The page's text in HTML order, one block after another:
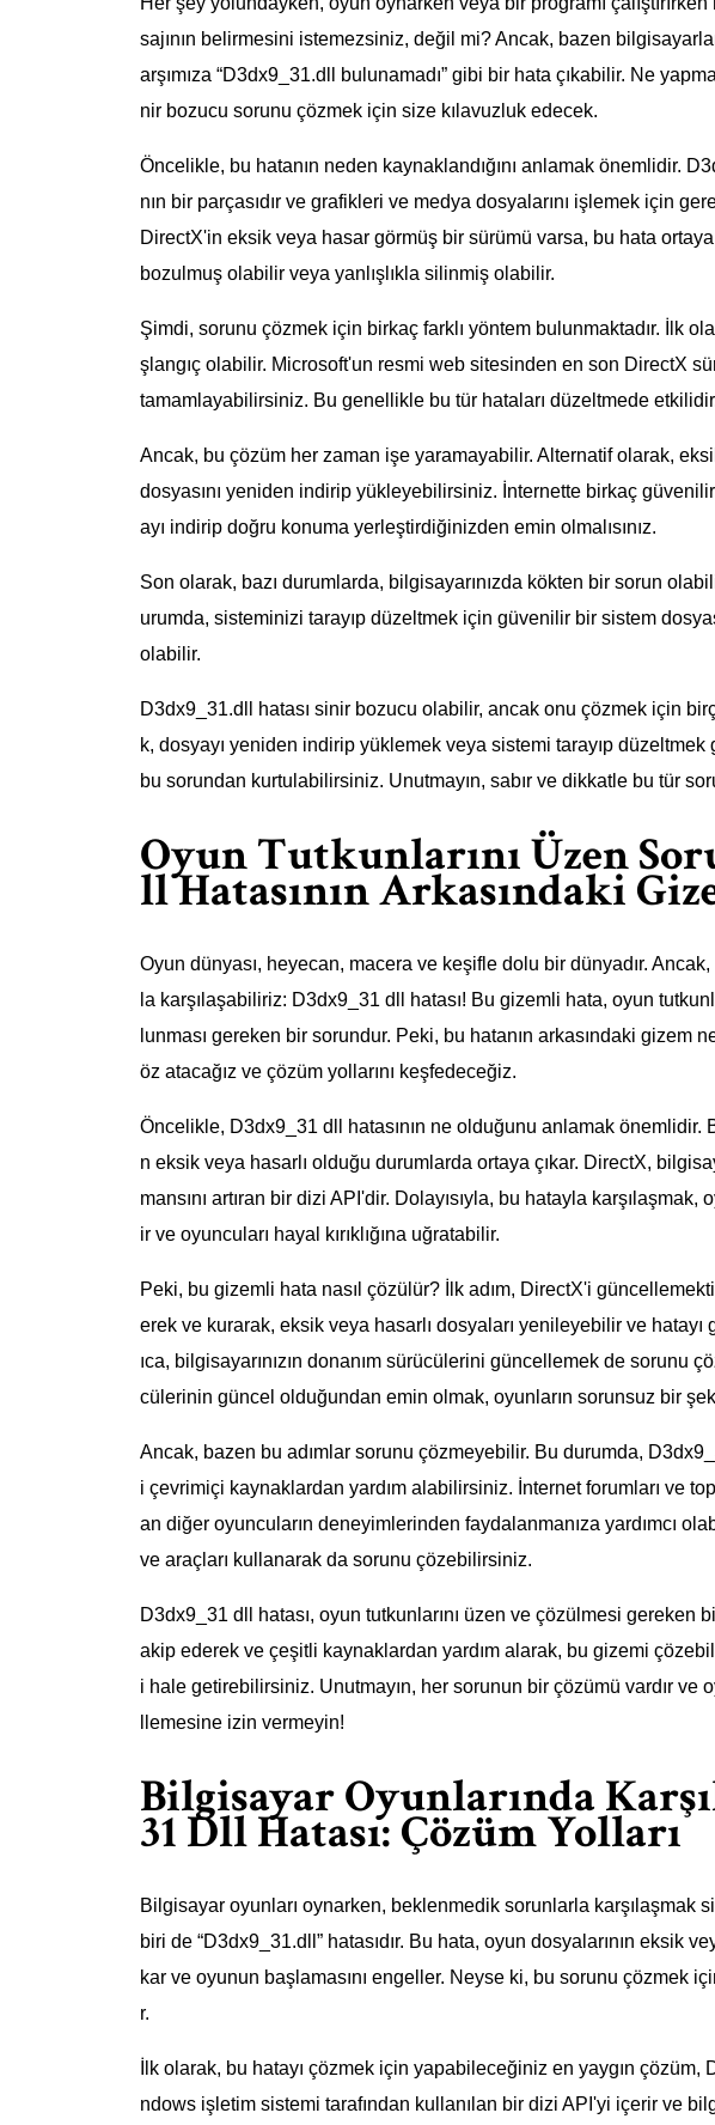
sajının belirmesini istemezsiniz, değil mi? Ancak, bazen
arşımıza “D3dx9_31.dll bulunamadı” gibi bir hata çıkabilir. Ne
nir bozucu sorunu çözmek için size kılavuzluk edecek.
Öncelikle, bu hatanın neden kaynaklandığını anlamak önemlidir.
nın bir parçasıdır ve grafikleri ve medya dosyalarını işlemek için
DirectX'in eksik veya hasar görmüş bir sürümü varsa, bu hata ortaya
bozulmuş olabilir veya yanlışlıkla silinmiş olabilir.
Şimdi, sorunu çözmek için birkaç farklı yöntem bulunmaktadır. İlk
şlangıç olabilir. Microsoft'un resmi web sitesinden en son DirectX
tamamlayabilirsiniz. Bu genellikle bu tür hataları düzeltmede
Ancak, bu çözüm her zaman işe yaramayabilir. Alternatif olarak,
dosyasını yeniden indirip yükleyebilirsiniz. İnternette birkaç
ayı indirip doğru konuma yerleştirdiğinizden emin olmalısınız.
Son olarak, bazı durumlarda, bilgisayarınızda kökten bir sorun
urumda, sisteminizi tarayıp düzeltmek için güvenilir bir sistem
olabilir.
D3dx9_31.dll hatası sinir bozucu olabilir, ancak onu çözmek için
k, dosyayı yeniden indirip yüklemek veya sistemi tarayıp
bu sorundan kurtulabilirsiniz. Unutmayın, sabır ve dikkatle bu tür
Oyun Tutkunlarını Üzen
ll Hatasının Arkasındaki
Oyun dünyası, heyecan, macera ve keşifle dolu bir dünyadır.
la karşılaşabiliriz: D3dx9_31 dll hatası! Bu gizemli hata, oyun
lunması gereken bir sorundur. Peki, bu hatanın arkasındaki gizem
öz atacağız ve çözüm yollarını keşfedeceğiz.
Öncelikle, D3dx9_31 dll hatasının ne olduğunu anlamak önemlidir.
n eksik veya hasarlı olduğu durumlarda ortaya çıkar. DirectX,
mansını artıran bir dizi API'dir. Dolayısıyla, bu hatayla
ir ve oyuncuları hayal kırıklığına uğratabilir.
Peki, bu gizemli hata nasıl çözülür? İlk adım, DirectX'i
erek ve kurarak, eksik veya hasarlı dosyaları yenileyebilir ve hatayı
ıca, bilgisayarınızın donanım sürücülerini güncellemek de sorunu
cülerinin güncel olduğundan emin olmak, oyunların sorunsuz bir
Ancak, bazen bu adımlar sorunu çözmeyebilir. Bu durumda,
i çevrimiçi kaynaklardan yardım alabilirsiniz. İnternet forumları ve
an diğer oyuncuların deneyimlerinden faydalanmanıza yardımcı
ve araçları kullanarak da sorunu çözebilirsiniz.
D3dx9_31 dll hatası, oyun tutkunlarını üzen ve çözülmesi gereken
akip ederek ve çeşitli kaynaklardan yardım alarak, bu gizemi
i hale getirebilirsiniz. Unutmayın, her sorunun bir çözümü vardır ve
llemesine izin vermeyin!
Bilgisayar Oyunlarında
31 Dll Hatası: Çözüm Yolları
Bilgisayar oyunları oynarken, beklenmedik sorunlarla karşılaşmak
biri de “D3dx9_31.dll” hatasıdır. Bu hata, oyun dosyalarının eksik
kar ve oyunun başlamasını engeller. Neyse ki, bu sorunu çözmek
r.
İlk olarak, bu hatayı çözmek için yapabileceğiniz en yaygın
ndows işletim sistemi tarafından kullanılan bir dizi API'yi içerir ve